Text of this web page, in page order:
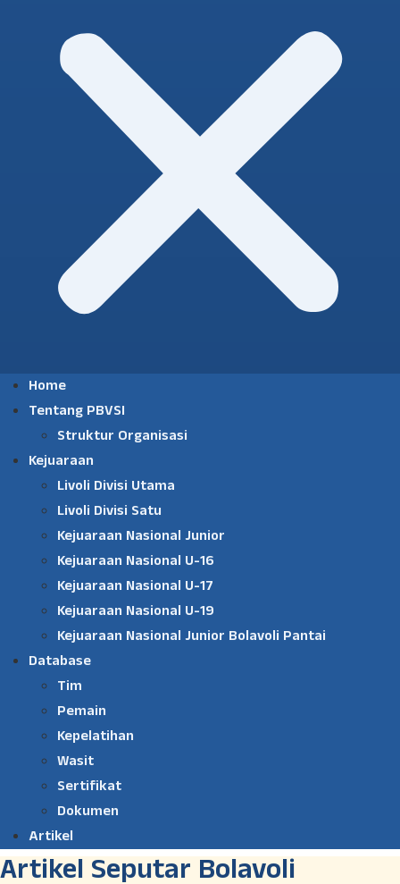
Home
Tentang PBVSI
Struktur Organisasi
Kejuaraan
Livoli Divisi Utama
Livoli Divisi Satu
Kejuaraan Nasional Junior
Kejuaraan Nasional U-16
Kejuaraan Nasional U-17
Kejuaraan Nasional U-19
Kejuaraan Nasional Junior Bolavoli Pantai
Database
Tim
Pemain
Kepelatihan
Wasit
Sertifikat
Dokumen
Artikel
Artikel Seputar Bolavoli